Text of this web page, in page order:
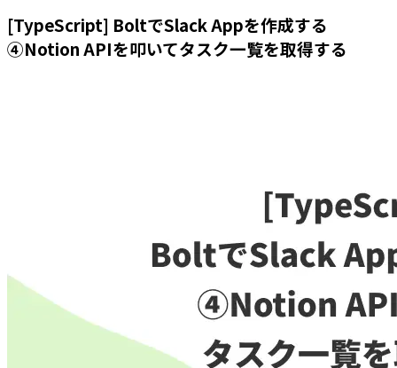
[TypeScript] BoltでSlack Appを作成する
④Notion APIを叩いてタスク一覧を取得する